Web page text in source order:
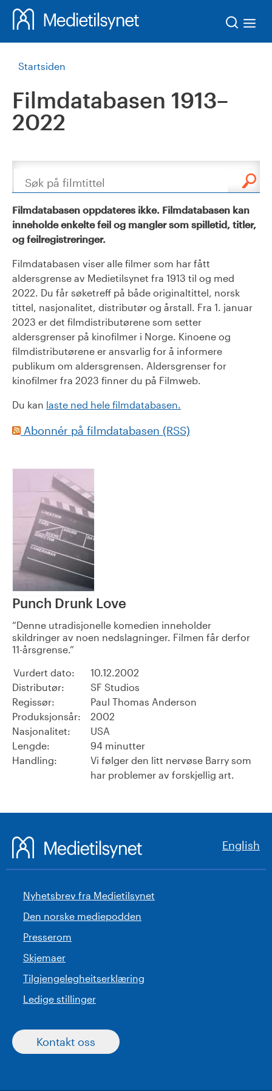
Startsiden
Filmdatabasen 1913–
2022
Søk
Filmdatabasen oppdateres ikke. Filmdatabasen kan
inneholde enkelte feil og mangler som spilletid, titler,
og feilregistreringer.
Filmdatabasen viser alle filmer som har fått
aldersgrense av Medietilsynet fra 1913 til og med
2022. Du får søketreff på både originaltittel, norsk
tittel, nasjonalitet, distributør og årstall. Fra 1. januar
2023 er det filmdistributørene som setter
aldersgrenser på kinofilmer i Norge. Kinoene og
filmdistributørene er ansvarlig for å informere
publikum om aldersgrensen. Aldersgrenser for
kinofilmer fra 2023 finner du på Filmweb.
Du kan laste ned hele filmdatabasen.
Abonnér på filmdatabasen (RSS)
Punch Drunk Love
Denne utradisjonelle komedien inneholder
skildringer av noen nedslagninger. Filmen får derfor
11-årsgrense.
Vurdert dato:
10.12.2002
Distributør:
SF Studios
Regissør:
Paul Thomas Anderson
Produksjonsår:
2002
Nasjonalitet:
USA
Lengde:
94 minutter
Handling:
Vi følger den litt nervøse Barry som
har problemer av forskjellig art.
English
Nyhetsbrev fra Medietilsynet
Den norske mediepodden
Presserom
Skjemaer
Tilgjengelegheitserklæring
Ledige stillinger
Kontakt oss